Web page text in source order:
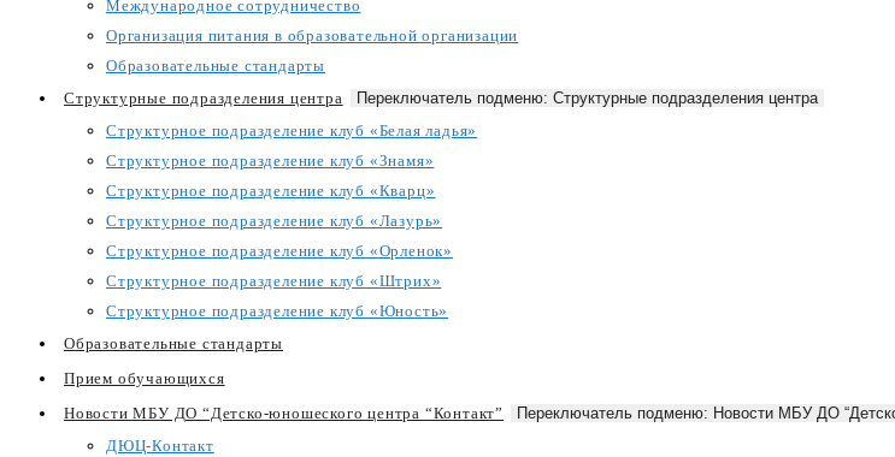
Международное сотрудничество
Организация питания в образовательной организации
Образовательные стандарты
Структурные подразделения центра
Переключатель подменю: Структурные подразделения центра
Структурное подразделение клуб «Белая ладья»
Структурное подразделение клуб «Знамя»
Структурное подразделение клуб «Кварц»
Структурное подразделение клуб «Лазурь»
Структурное подразделение клуб «Орленок»
Структурное подразделение клуб «Штрих»
Структурное подразделение клуб «Юность»
Образовательные стандарты
Прием обучающихся
Новости МБУ ДО “Детско-юношеского центра “Контакт”
Переключатель подменю: Новости МБУ ДО
ДЮЦ-Контакт